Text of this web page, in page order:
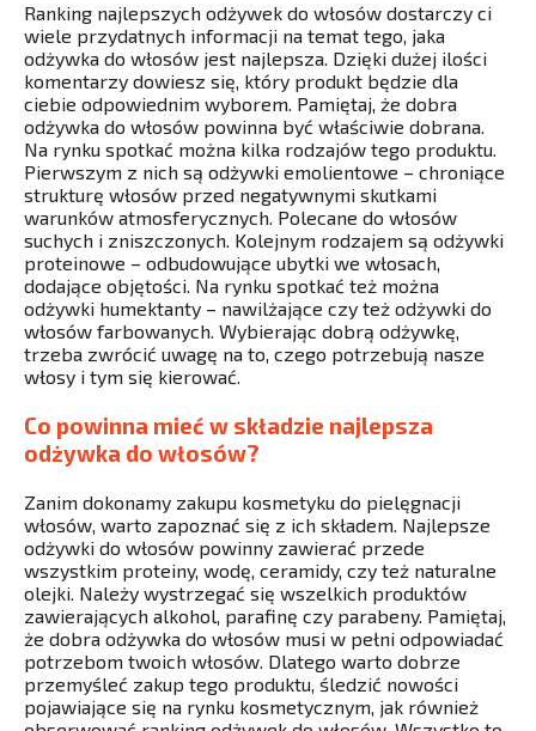
Ranking najlepszych odżywek do włosów dostarczy ci
wiele przydatnych informacji na temat tego, jaka
odżywka do włosów jest najlepsza. Dzięki dużej ilości
komentarzy dowiesz się, który produkt będzie dla
ciebie odpowiednim wyborem. Pamiętaj, że dobra
odżywka do włosów powinna być właściwie dobrana.
Na rynku spotkać można kilka rodzajów tego produktu.
Pierwszym z nich są odżywki emolientowe – chroniące
strukturę włosów przed negatywnymi skutkami
warunków atmosferycznych. Polecane do włosów
suchych i zniszczonych. Kolejnym rodzajem są odżywki
proteinowe – odbudowujące ubytki we włosach,
dodające objętości. Na rynku spotkać też można
odżywki humektanty – nawilżające czy też odżywki do
włosów farbowanych. Wybierając dobrą odżywkę,
trzeba zwrócić uwagę na to, czego potrzebują nasze
włosy i tym się kierować.
Co powinna mieć w składzie najlepsza
odżywka do włosów?
Zanim dokonamy zakupu kosmetyku do pielęgnacji
włosów, warto zapoznać się z ich składem. Najlepsze
odżywki do włosów powinny zawierać przede
wszystkim proteiny, wodę, ceramidy, czy też naturalne
olejki. Należy wystrzegać się wszelkich produktów
zawierających alkohol, parafinę czy parabeny. Pamiętaj,
że dobra odżywka do włosów musi w pełni odpowiadać
potrzebom twoich włosów. Dlatego warto dobrze
przemyśleć zakup tego produktu, śledzić nowości
pojawiające się na rynku kosmetycznym, jak również